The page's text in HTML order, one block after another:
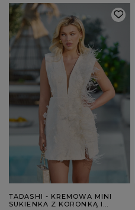
TADASHI - KREMOWA MINI
SUKIENKA Z KORONKĄ I